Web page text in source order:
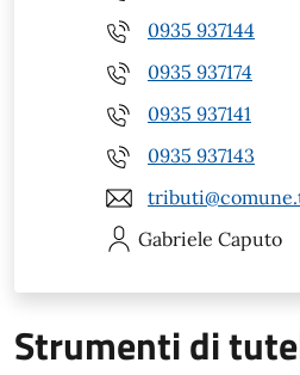
0935 937144
0935 937174
0935 937141
0935 937143
Gabriele Caputo
Strumenti di